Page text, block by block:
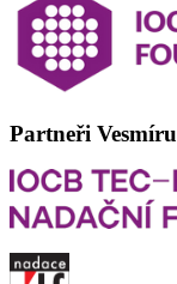
Partneři Vesmíru